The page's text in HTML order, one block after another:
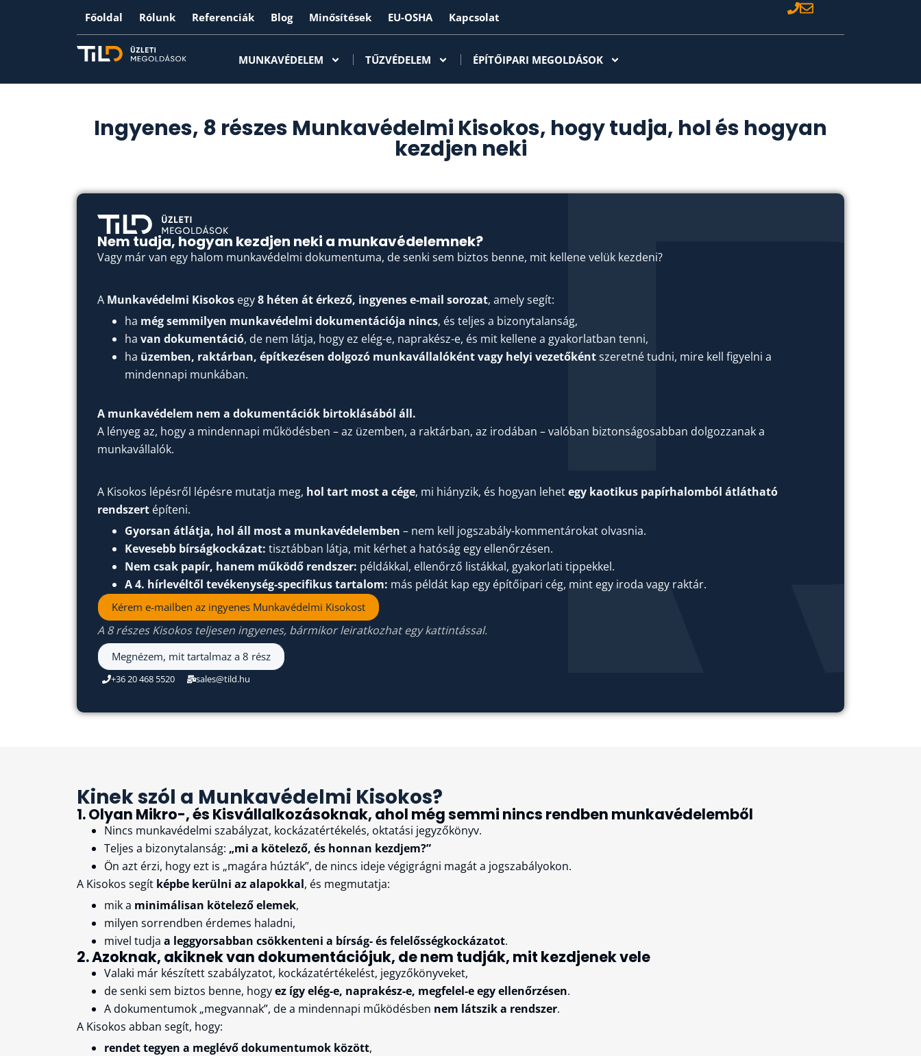
Főoldal Rólunk Referenciák Blog Minősítések EU-OSHA Kapcsolat
MUNKAVÉDELEM TŰZVÉDELEM ÉPÍTŐIPARI MEGOLDÁSOK
Ingyenes, 8 részes Munkavédelmi Kisokos, hogy tudja, hol és hogyan
kezdjen neki
Nem tudja, hogyan kezdjen neki a munkavédelemnek?
Vagy már van egy halom munkavédelmi dokumentuma, de senki sem biztos benne, mit kellene velük kezdeni?
A Munkavédelmi Kisokos egy8 héten át érkező, ingyenes e-mail sorozat, amely segít:
ha még semmilyen munkavédelmi dokumentációja nincs, és teljes a bizonytalanság,
ha van dokumentáció, de nem látja, hogy ez elég-e, naprakész-e, és mit kellene a gyakorlatban tenni,
ha üzemben, raktárban, építkezésen dolgozó munkavállalóként vagy helyi vezetőkéntszeretné tudni, mire kell figyelni a
mindennapi munkában.
A munkavédelem nem a dokumentációk birtoklásából áll.
A lényeg az, hogy a mindennapi működésben – az üzemben, a raktárban, az irodában – valóban biztonságosabban dolgozzanak a
munkavállalók.
A Kisokos lépésről lépésre mutatja meg, hol tart most a cége, mi hiányzik, és hogyan lehetegy kaotikus papírhalomból átlátható
rendszert építeni.
Gyorsan átlátja, hol áll most a munkavédelemben – nem kell jogszabály-kommentárokat olvasnia.
Kevesebb bírságkockázat: tisztábban látja, mit kérhet a hatóság egy ellenőrzésen.
Nem csak papír, hanem működő rendszer: példákkal, ellenőrző listákkal, gyakorlati tippekkel.
A 4. hírlevéltől tevékenység-specifikus tartalom: más példát kap egy építőipari cég, mint egy iroda vagy raktár.
Kérem e-mailben az ingyenes Munkavédelmi Kisokost
A 8 részes Kisokos teljesen ingyenes, bármikor leiratkozhat egy kattintással.
Megnézem, mit tartalmaz a 8 rész
+36 20 468 5520 sales@tild.hu
Kinek szól a Munkavédelmi Kisokos?
1. Olyan Mikro-, és Kisvállalkozásoknak, ahol még semmi nincs rendben munkavédelemből
Nincs munkavédelmi szabályzat, kockázatértékelés, oktatási jegyzőkönyv.
Teljes a bizonytalanság: „mi a kötelező, és honnan kezdjem?”
Ön azt érzi, hogy ezt is „magára húzták”, de nincs ideje végigrágni magát a jogszabályokon.
A Kisokos segít képbe kerülni az alapokkal, és megmutatja:
mik a minimálisan kötelező elemek,
milyen sorrendben érdemes haladni,
mivel tudja a leggyorsabban csökkenteni a bírság- és felelősségkockázatot.
2. Azoknak, akiknek van dokumentációjuk, de nem tudják, mit kezdjenek vele
Valaki már készített szabályzatot, kockázatértékelést, jegyzőkönyveket,
de senki sem biztos benne, hogyez így elég-e, naprakész-e, megfelel-e egy ellenőrzésen.
A dokumentumok „megvannak”, de a mindennapi működésben nem látszik a rendszer.
A Kisokos abban segít, hogy:
rendet tegyen a meglévő dokumentumok között,